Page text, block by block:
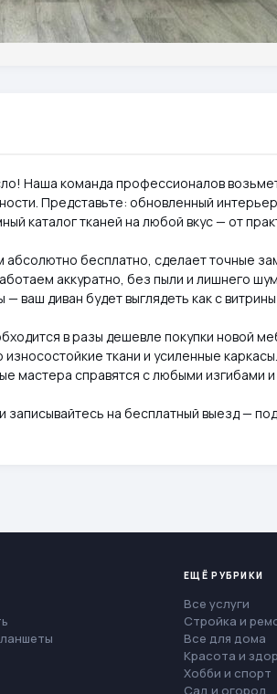
Наша команда профессионалов
Представьте: обновленный
каталог тканей на любой вкус — от
абсолютно бесплатно, сделает точные
аккуратно, без пыли и лишнего
ваш диван будет выглядеть как с витрины
в разы дешевле покупки новой
ткани и усиленные
мастера справятся с любыми изгибами и
на бесплатный выезд —
ЕЩЁ РУБРИКИ
Все услуги
Стройка и
Все для дома
Красота и
Хобби и спорт
Сад и огород